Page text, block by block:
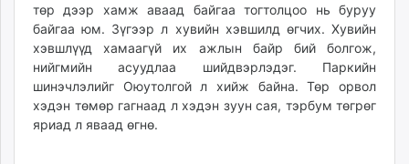
төр дээр хамж аваад байгаа тогтолцоо нь буруу
байгаа юм. Зүгээр л хувийн хэвшилд өгчих. Хувийн
хэвшлүүд хамаагүй их ажлын байр бий болгож,
нийгмийн асуудлаа шийдвэрлэдэг. Паркийн
шинэчлэлийг Оюутолгой л хийж байна. Төр орвол
хэдэн төмөр гагнаад л хэдэн зуун сая, тэрбум төгрөг
яриад л яваад өгнө.